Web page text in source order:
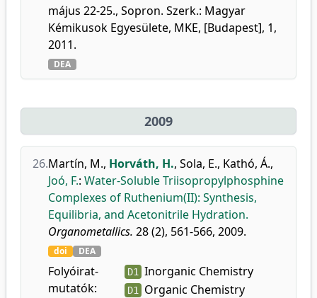
május 22-25., Sopron. Szerk.: Magyar
Kémikusok Egyesülete, MKE, [Budapest], 1,
2011.
DEA
2009
26.Martín, M., Horváth, H., Sola, E., Kathó, Á.,
Joó, F.: Water-Soluble Triisopropylphosphine
Complexes of Ruthenium(II): Synthesis,
Equilibria, and Acetonitrile Hydration.
Organometallics. 28 (2), 561-566, 2009.
doi DEA
Folyóirat-
mutatók:
D1 Inorganic Chemistry
D1 Organic Chemistry